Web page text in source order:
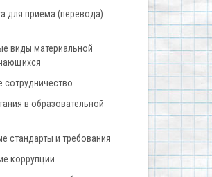
для приёма (перевода)
виды материальной
в образовательной
стандарты и требования
коррупции